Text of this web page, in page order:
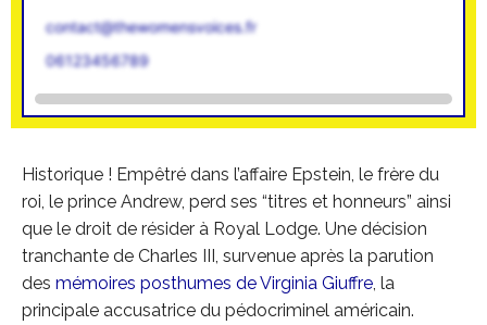
contact@thewomensvoices.fr
06123456789
Historique ! Empêtré dans l’affaire Epstein, le frère du
roi, le prince Andrew, perd ses “titres et honneurs” ainsi
que le droit de résider à Royal Lodge. Une décision
tranchante de Charles III, survenue après la parution
des mémoires posthumes de Virginia Giuffre, la
principale accusatrice du pédocriminel américain.